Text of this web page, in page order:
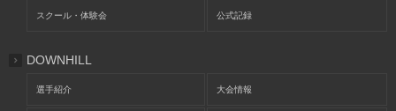
スクール・体験会 公式記録
DOWNHILL
選手紹介 大会情報